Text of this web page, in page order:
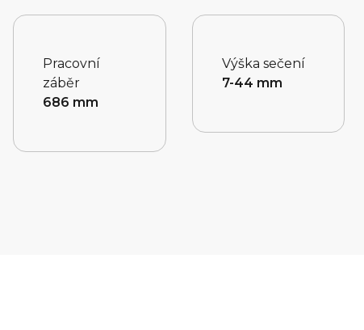
Pracovní
záběr
686 mm
Výška sečení
7-44 mm